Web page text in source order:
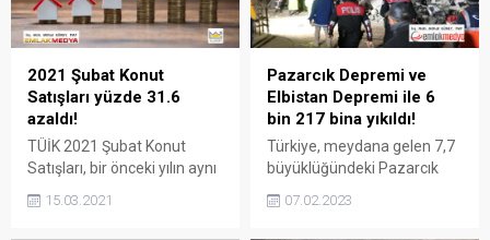
2021 Şubat Konut
Satışları yüzde 31.6
azaldı!
TÜİK 2021 Şubat Konut
Satışları, bir önceki yılın aynı
azalırken, Yabancıya konut
15.03.2021
Pazarcık Depremi ve
Elbistan Depremi ile 6
bin 217 bina yıkıldı!
Türkiye, meydana gelen 7,7
büyüklüğündeki Pazarcık
büyüklüğündeki Elbistan
07.02.2023